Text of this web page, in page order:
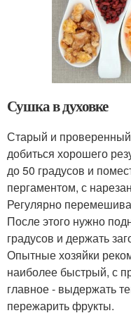
Сушка в духовке
Старый и проверенный
добиться хорошего
до 50 градусов и
пергаментом, с
Регулярно
После этого нужно
градусов и держать
Опытные хозяйки
наиболее быстрый, с
главное - выдержать
пережарить фрукты.